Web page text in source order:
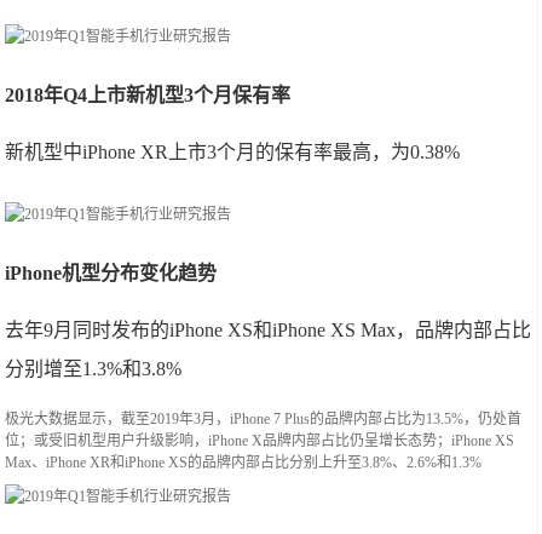
2018年Q4上市新机型3个月保有率
新机型中iPhone XR上市3个月的保有率最高，为0.38%
iPhone机型分布变化趋势
去年9月同时发布的iPhone XS和iPhone XS Max，品牌内部占比
分别增至1.3%和3.8%
极光大数据显示，截至2019年3月，iPhone 7 Plus的品牌内部占比为13.5%，仍处首
位；或受旧机型用户升级影响，iPhone X品牌内部占比仍呈增长态势；iPhone XS
Max、iPhone XR和iPhone XS的品牌内部占比分别上升至3.8%、2.6%和1.3%